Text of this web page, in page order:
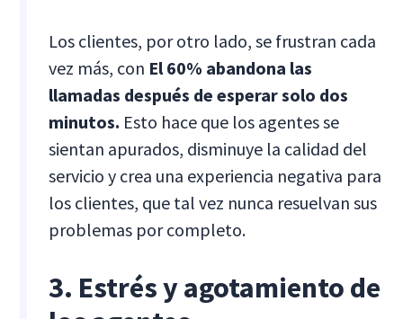
Los clientes, por otro lado, se frustran cada
vez más, con El 60% abandona las
llamadas después de esperar solo dos
minutos. Esto hace que los agentes se
sientan apurados, disminuye la calidad del
servicio y crea una experiencia negativa para
los clientes, que tal vez nunca resuelvan sus
problemas por completo.
3. Estrés y agotamiento de